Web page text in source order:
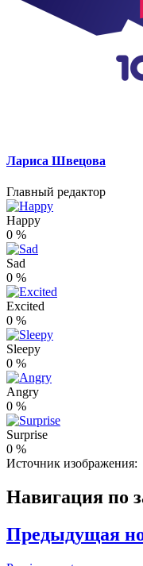
Лариса Швецова
Главный редактор
Happy
0 %
Sad
0 %
Excited
0 %
Sleepy
0 %
Angry
0 %
Surprise
0 %
Источник изображения:
Навигация по
Предыдущая